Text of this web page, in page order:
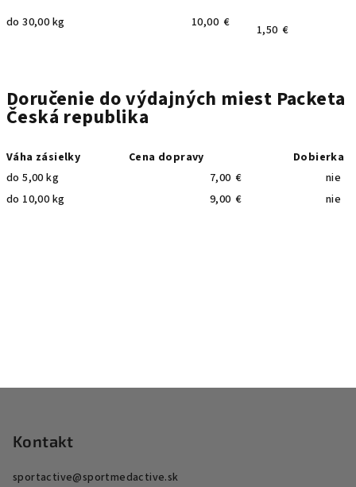
do 30,00 kg
10,00 € 1,50 €
Doručenie do výdajných miest Packeta
Česká republika
Váha zásielky Cena dopravy
Dobierka
do 5,00 kg
7,00 €
nie
do 10,00 kg
9,00 € nie
Kontakt
sportactive@sportmedactive.sk